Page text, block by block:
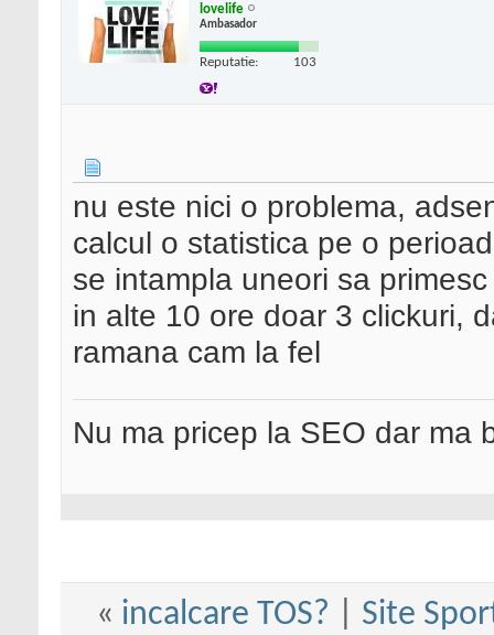
lovelife
Ambasador
Reputatie: 103
nu este nici o problema,
calcul o statistica pe o
se intampla uneori sa
in alte 10 ore doar 3 clickuri,
ramana cam la fel
Nu ma pricep la SEO dar ma
« incalcare TOS? Site